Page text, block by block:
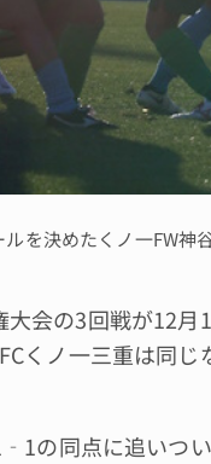
を決めたくノ一FW神
会の3回戦が12月
くノ一三重は同
の同点に追いつい